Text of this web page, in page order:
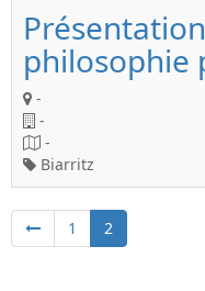
philosophie
-
-
-
Biarritz
1 2